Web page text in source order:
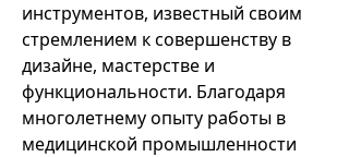
инструментов, известный своим
стремлением к совершенству в
дизайне, мастерстве и
функциональности. Благодаря
многолетнему опыту работы в
медицинской промышленности